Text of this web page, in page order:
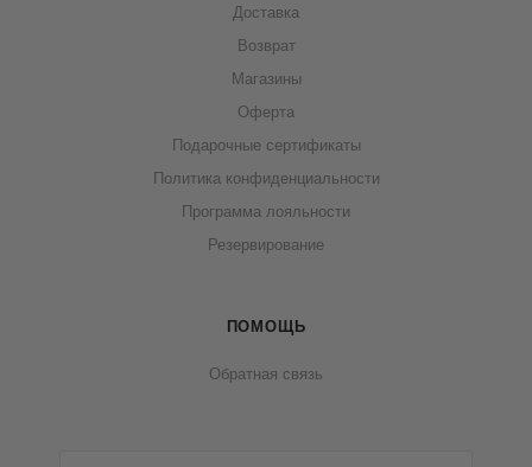
Доставка
Возврат
Магазины
Оферта
Подарочные сертификаты
Политика конфиденциальности
Программа лояльности
Резервирование
ПОМОЩЬ
Обратная связь